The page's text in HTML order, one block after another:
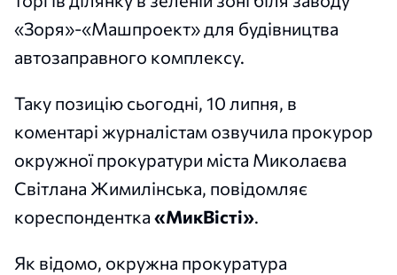
«Зоря»-«Машпроект» для будівництва
автозаправного комплексу.
Таку позицію сьогодні, 10 липня, в
коментарі журналістам озвучила прокурор
окружної прокуратури міста Миколаєва
Світлана Жимилінська, повідомляє
кореспондентка «МикВісті».
Як відомо, окружна прокуратура